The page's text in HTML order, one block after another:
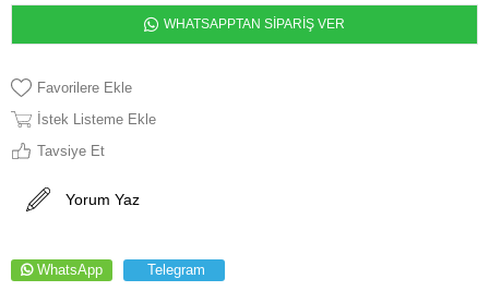
WHATSAPPTAN SİPARİŞ VER
Favorilere Ekle
İstek Listeme Ekle
Tavsiye Et
Yorum Yaz
WhatsApp Telegram